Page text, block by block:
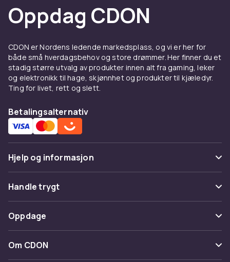
Oppdag CDON
CDON er Nordens ledende markedsplass, og vi er her for
både små hverdagsbehov og store drømmer. Her finner du et
stadig større utvalg av produkter innen alt fra gaming, leker
og elektronikk til hage, skjønnhet og produkter til kjæledyr.
Ting for livet, rett og slett.
Betalingsalternativ
Hjelp og informasjon
Vanlige spørsmål
Spor pakke
Angre & returner her
Kontakt oss
Handle trygt
Betaling
Levering
Oppdage
Kategorier
Om CDON